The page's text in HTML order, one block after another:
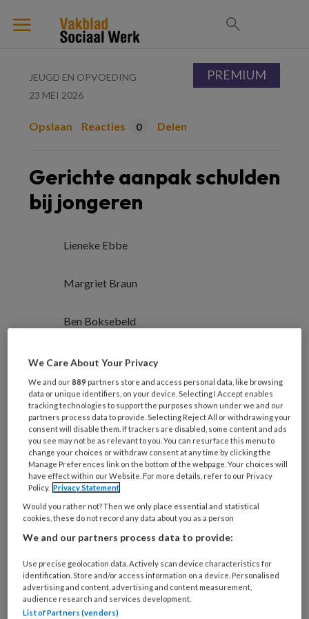
JEUGD EN OPVOEDING
23 MEI 2026
Opslaan Reacties 0 Delen
Gerichte aanpak schulden
bij jongeren
Lieneke Ebbe
Margriet Braun
Ben Boksebeld
Veel jongeren met schulden en
geldzorgen ontbreekt het aan
basiskennis van financiën en hebben
problemen bij het aanvragen van een
uitkering of schuldhulp. In Oldenzaal
werd geëxperimenteerd met
begeleiding door gespecialiseerde
jongerenwerkers. Die had veel impact.
PREMIUM
PREMIUM
We Care About Your Privacy
We and our889 partners store and access personal data, like browsing
data or unique identifiers, on your device. Selecting I Accept enables
tracking technologies to support the purposes shown under we and our
partners process data to provide. Selecting Reject All or withdrawing your
consent will disable them. If trackers are disabled, some content and ads
you see may not be as relevant to you. You can resurface this menu to
change your choices or withdraw consent at any time by clicking the
Manage Preferences link on the bottom of the webpage. Your choices will
have effect within our Website. For more details, refer to our Privacy
Policy. Privacy Statement
Would you rather not? Then we only place essential and statistical
cookies, these do not record any data about you as a person
We and our partners process data to provide:
Use precise geolocation data. Actively scan device characteristics for
identification. Store and/or access information on a device. Personalised
advertising and content, advertising and content measurement,
audience research and services development.
List of Partners (vendors)